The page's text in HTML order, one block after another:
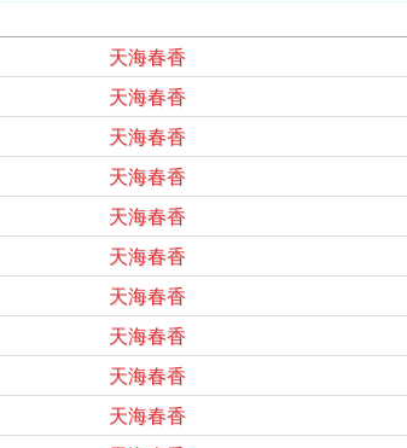
天海春香
天海春香
天海春香
天海春香
天海春香
天海春香
天海春香
天海春香
天海春香
天海春香